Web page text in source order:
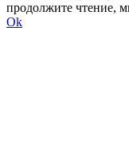
продолжите чтение,
Ok